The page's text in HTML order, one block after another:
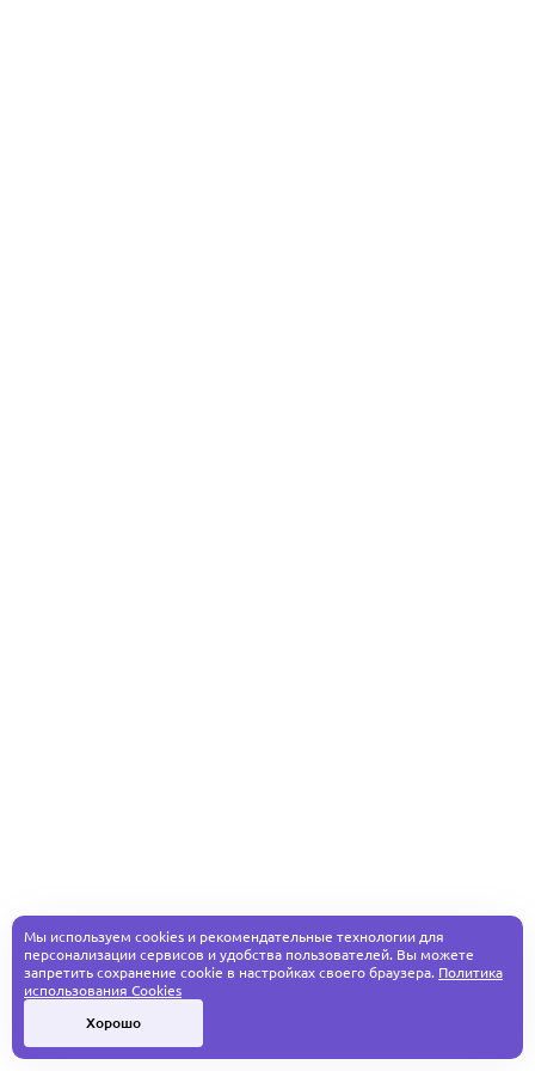
Мы используем cookies и рекомендательные технологии для
персонализации сервисов и удобства пользователей. Вы можете
запретить сохранение cookie в настройках своего браузера. Политика
использования Cookies
Хорошо